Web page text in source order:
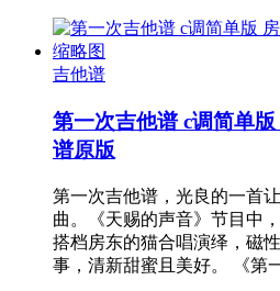
吉他谱
第一次吉他谱 c调简单
谱原版
第一次吉他谱，光良的一首
曲。《天赐的声音》节目中
搭档房东的猫合唱演绎，磁
事，清新甜蜜且美好。 《第